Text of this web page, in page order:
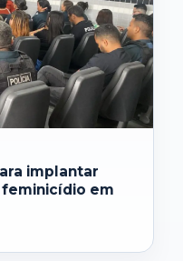
implantar
em